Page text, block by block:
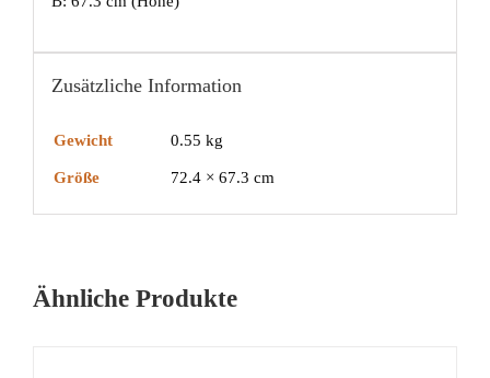
Zusätzliche Information
Gewicht 0.55 kg
Größe 72.4 × 67.3 cm
Ähnliche Produkte